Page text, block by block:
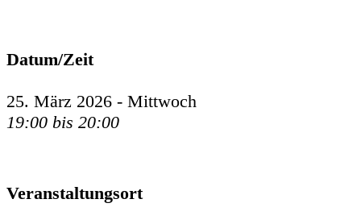
Datum/Zeit
25. März 2026 - Mittwoch
19:00 bis 20:00
Veranstaltungsort